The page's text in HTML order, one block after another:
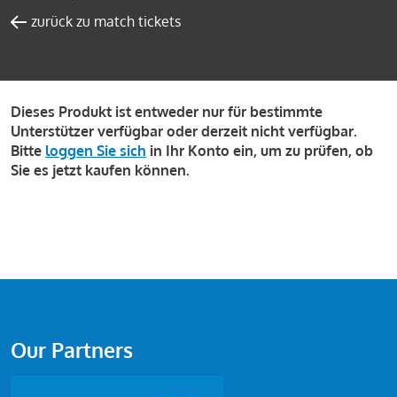
zurück zu match tickets
Dieses Produkt ist entweder nur für bestimmte
Unterstützer verfügbar oder derzeit nicht verfügbar.
Bitte loggen Sie sich in Ihr Konto ein, um zu prüfen, ob
Sie es jetzt kaufen können.
Our Partners